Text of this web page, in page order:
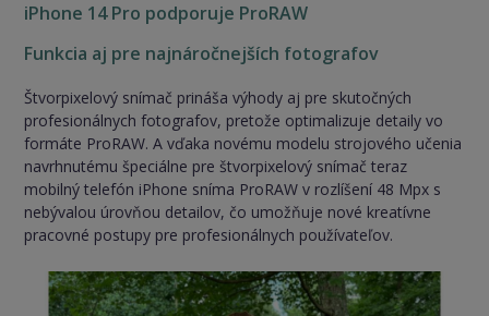
iPhone 14 Pro podporuje ProRAW
Funkcia aj pre najnáročnejších fotografov
Štvorpixelový snímač prináša výhody aj pre skutočných
profesionálnych fotografov, pretože optimalizuje detaily vo
formáte ProRAW. A vďaka novému modelu strojového učenia
navrhnutému špeciálne pre štvorpixelový snímač teraz
mobilný telefón iPhone sníma ProRAW v rozlíšení 48 Mpx s
nebývalou úrovňou detailov, čo umožňuje nové kreatívne
pracovné postupy pre profesionálnych používateľov.